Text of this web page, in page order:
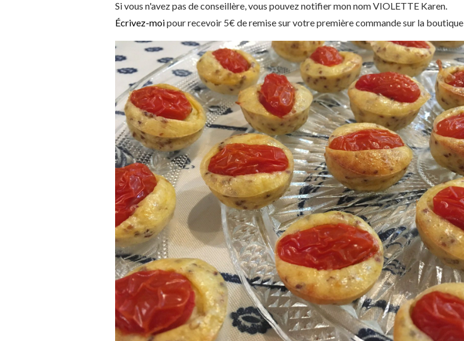
Si vous n'avez pas de conseillère, vous pouvez notifier mon nom VIOLETTE Karen.
Écrivez-moipour recevoir 5€ de remise sur votre première commande sur la boutique